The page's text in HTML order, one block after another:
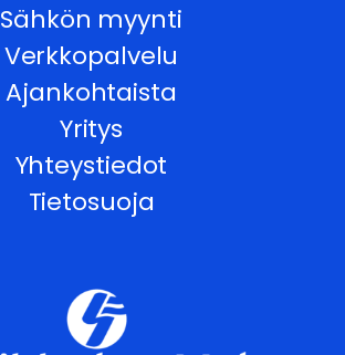
Sähkön myynti
Verkkopalvelu
Ajankohtaista
Yritys
Yhteystiedot
Tietosuoja